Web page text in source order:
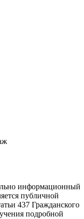
информационный
публичной
437 Гражданского
подробной